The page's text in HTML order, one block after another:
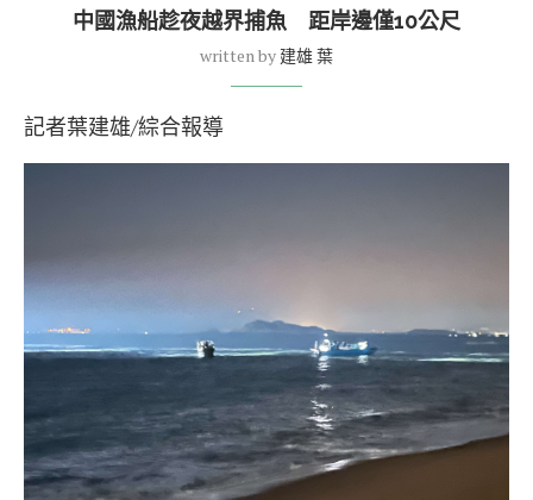
中國漁船趁夜越界捕魚 距岸邊僅10公尺
written by 建雄 葉
記者葉建雄/綜合報導